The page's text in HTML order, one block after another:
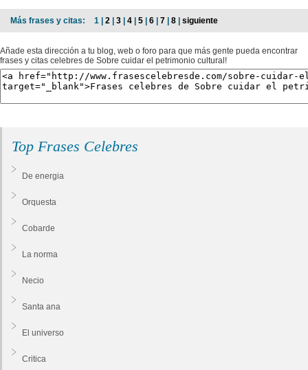
Más frases y citas: 1 | 2 | 3 | 4 | 5 | 6 | 7 | 8 | siguiente
Añade esta dirección a tu blog, web o foro para que más gente pueda encontrar
frases y citas celebres de Sobre cuidar el petrimonio cultural!
Top Frases Celebres
De energia
Orquesta
Cobarde
La norma
Necio
Santa ana
El universo
Critica